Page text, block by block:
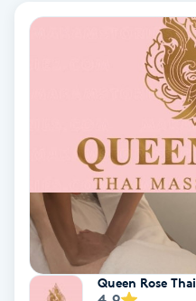
BIAB
Brynformning
Brynfärgning
BrynplockningQueen Rose